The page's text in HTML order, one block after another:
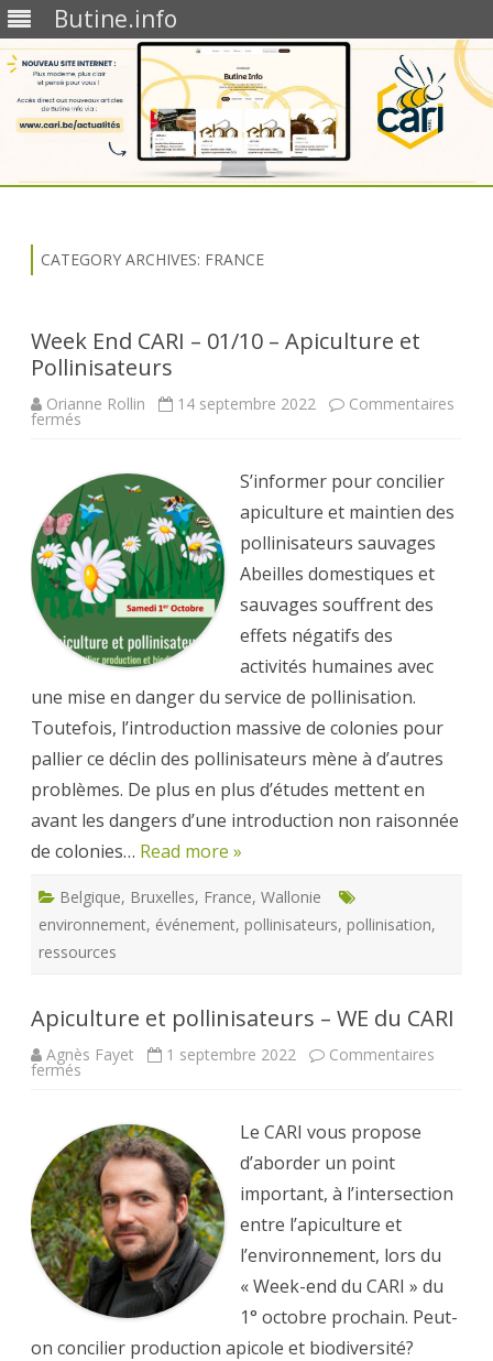
Butine.info
CATEGORY ARCHIVES: FRANCE
Week End CARI – 01/10 – Apiculture et
Pollinisateurs
Orianne Rollin 14 septembre 2022 Commentaires
fermés
–
01/10
–
Apiculture
et
Pollinisateurs
S’informer pour concilier
apiculture et maintien des
pollinisateurs sauvages
Abeilles domestiques et
sauvages souffrent des
effets négatifs des
activités humaines avec
une mise en danger du service de pollinisation.
Toutefois, l’introduction massive de colonies pour
pallier ce déclin des pollinisateurs mène à d’autres
problèmes. De plus en plus d’études mettent en
avant les dangers d’une introduction non raisonnée
de colonies… Read more »
Belgique, Bruxelles, France, Wallonie
environnement, événement, pollinisateurs, pollinisation,
ressources
Apiculture et pollinisateurs – WE du CARI
Agnès Fayet 1 septembre 2022 Commentaires
fermés
–
WE
du
CARI
Le CARI vous propose
d’aborder un point
important, à l’intersection
entre l’apiculture et
l’environnement, lors du
« Week-end du CARI » du
1° octobre prochain. Peut-
on concilier production apicole et biodiversité?